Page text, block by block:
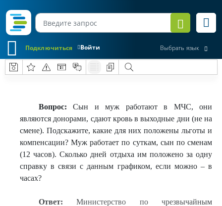
Войти
Подключиться Выбрать язык
Вопрос: Сын и муж работают в МЧС, они
являются донорами, сдают кровь в выходные дни (не на
смене). Подскажите, какие для них положены льготы и
компенсации? Муж работает по суткам, сын по сменам
(12 часов). Сколько дней отдыха им положено за одну
справку в связи с данным графиком, если можно – в
часах?
Ответ: Министерство по чрезвычайным